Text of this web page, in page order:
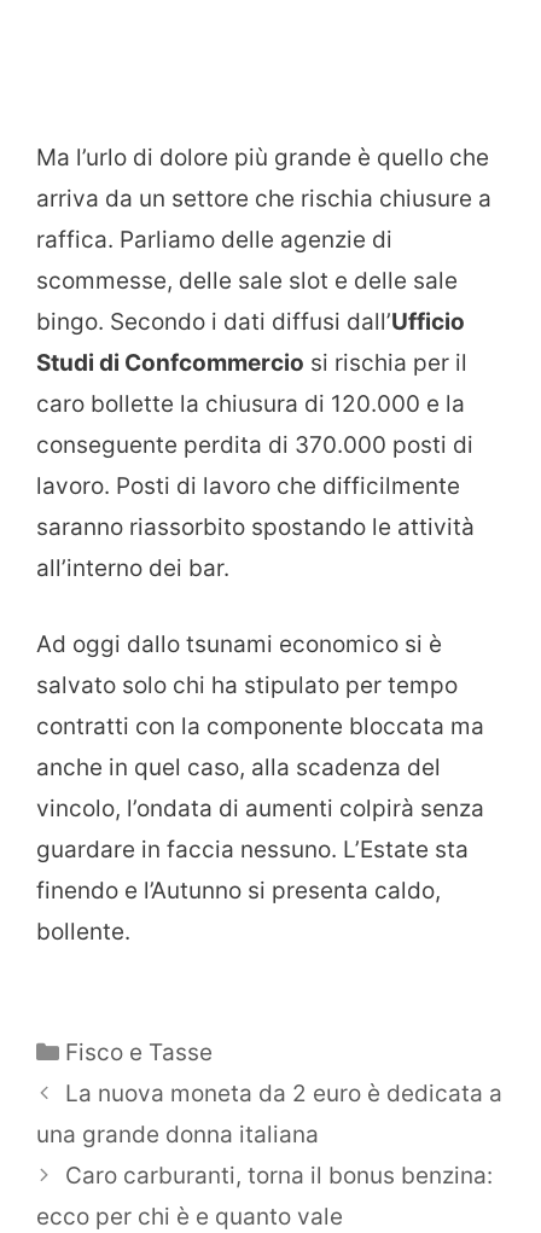
Ma l’urlo di dolore più grande è quello che
arriva da un settore che rischia chiusure a
raffica. Parliamo delle agenzie di
scommesse, delle sale slot e delle sale
bingo. Secondo i dati diffusi dall’Ufficio
Studi di Confcommercio si rischia per il
caro bollette la chiusura di 120.000 e la
conseguente perdita di 370.000 posti di
lavoro. Posti di lavoro che difficilmente
saranno riassorbito spostando le attività
all’interno dei bar.
Ad oggi dallo tsunami economico si è
salvato solo chi ha stipulato per tempo
contratti con la componente bloccata ma
anche in quel caso, alla scadenza del
vincolo, l’ondata di aumenti colpirà senza
guardare in faccia nessuno. L’Estate sta
finendo e l’Autunno si presenta caldo,
bollente.
Categorie
Fisco e Tasse
La nuova moneta da 2 euro è dedicata a
una grande donna italiana
Caro carburanti, torna il bonus benzina:
ecco per chi è e quanto vale